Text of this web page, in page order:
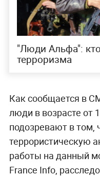
"Люди Альфа":
терроризма
Как сообщается в
люди в возрасте от
подозревают в том,
террористическую
работы на данный
France Info,